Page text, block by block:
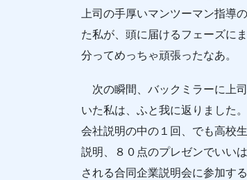
上司の手厚いマンツーマン指導
た私が、頭に届けるフェーズに
分ってめっちゃ頑張ったなあ。
次の瞬間、バックミラーに上
いた私は、ふと我に返りました
会社説明の中の１回、でも高校
説明、８０点のプレゼンでいい
される合同企業説明会に参加す